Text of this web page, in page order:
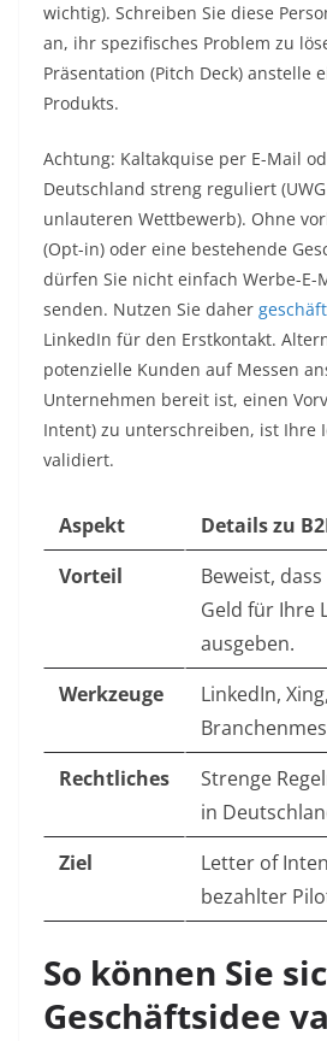
wichtig). Schreiben Sie diese
an, ihr spezifisches Problem zu
Präsentation (Pitch Deck) anstelle
Produkts.
Achtung: Kaltakquise per E-Mail
Deutschland streng reguliert
unlauteren Wettbewerb). Ohne
(Opt-in) oder eine bestehende
dürfen Sie nicht einfach Werbe-E-
senden. Nutzen Sie daher
LinkedIn für den Erstkontakt.
potenzielle Kunden auf Messen
Unternehmen bereit ist, einen
Intent) zu unterschreiben, ist Ihre
validiert.
Aspekt
Details zu
Vorteil
Beweist,
Geld für Ihre
ausgeben.
Werkzeuge
LinkedIn,
Rechtliches
Strenge
in
Ziel
Letter of
bezahlter
So können Sie
Geschäftsidee